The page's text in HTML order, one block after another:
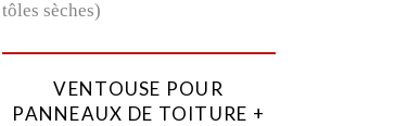
VENTOUSE POUR
PANNEAUX DE TOITURE +